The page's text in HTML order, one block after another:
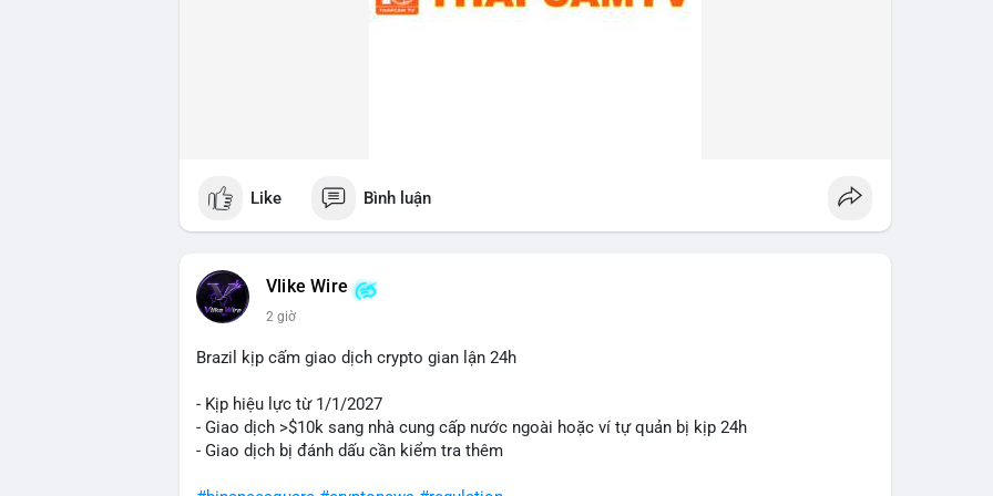
#tichluydaihan #btcmempool #2tr86usd
Like Bình luận
Vlike Wire
2 giờ
Brazil kịp cấm giao dịch crypto gian lận 24h
- Kịp hiệu lực từ 1/1/2027
- Giao dịch >$10k sang nhà cung cấp nước ngoài hoặc ví tự quản bị kịp 24h
- Giao dịch bị đánh dấu cần kiểm tra thêm